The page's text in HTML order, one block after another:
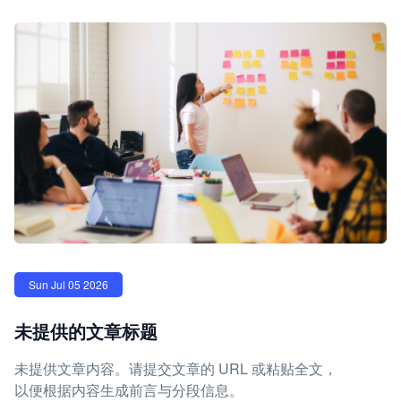
Sun Jul 05 2026
未提供的文章标题
未提供文章内容。请提交文章的 URL 或粘贴全文，
以便根据内容生成前言与分段信息。